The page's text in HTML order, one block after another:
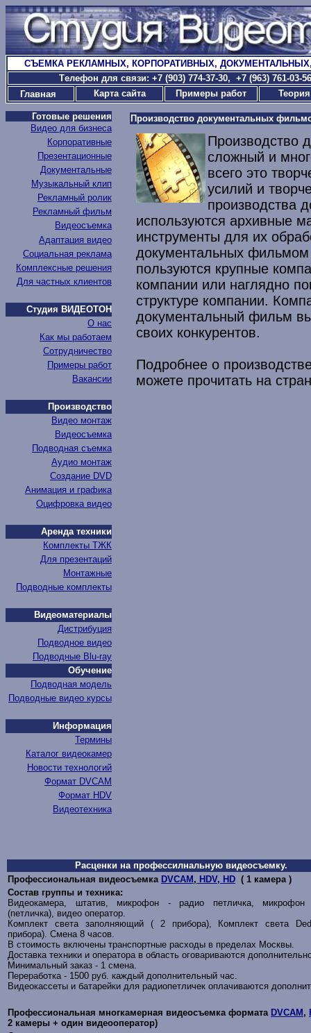
СЪЕМКА РЕКЛАМНЫХ, КОРПОРАТИВНЫХ,
Tелефон для связи: +7 (903) 774-37-30, +7 (963) 761-03-
Главная
Карта сайта Примеры работ
Готовые решения
Видео для бизнеса
Корпоративные
Презентационные
Документальные
Музыкальный клип
Рекламный ролик
Рекламный фильм
Видеосъемка
Адаптация видео
Социальная реклама
Комплексные решения
Для частных клиентов
Студия ВИДЕОТОН
О нас
Как мы работаем
Сотрудничество
Примеры работ
Вакансии
Производство
Видео монтаж
Видеосъемка
Подводная съемка
Аудио монтаж
Создание DVD
Анимация и графика
Оцифровка видео
Аренда техники
Комплекты ТЖК
Для презентаций
Монтажные
Подводные комплекты
Видеоматериалы
Дистрибуция
Подводное видео
Подводные Blu-ray
Обучение
Подводная модель
Подводные видео курсы
Информация
Термины
Каталог видеокамер
Новости технологий
Формат DVCAM
Формат HDV
Видеотехника
Производство документальных
Производство
сложный и
всего это
усилий и
производства
используются архивные
инструменты для их
документальных фильмом
пользуются крупные
компании или наглядно
структуре компании.
документальный фильм
своих конкурентов.
Подробнее о
можете прочитать на
Расценки на профессилнальную видеосъемку.
Профессиональная видеосъемка DVCAM , HDV, HD ( 1 камера )
Состав группы и техника:
Видеокамера, штатив, микрофон - радио петличка, микрофон
(петличка), видео оператор.
Комплект света заполняющий( 2 прибора), Комплект света
прибора). Смена 8 часов.
В стоимость включены транспортные расходы в пределах Москвы.
Доставка техники и оператора в область оговариваются
Минимальный заказ - 1 смена.
Переработка - 1500 руб. каждый дополнительный час.
Видеокассеты и батарейки для радиопетличек оплачиваются
Профессиональная многкамерная видеосъемка формата DVCAM ,
2 камеры + один видеооператор)